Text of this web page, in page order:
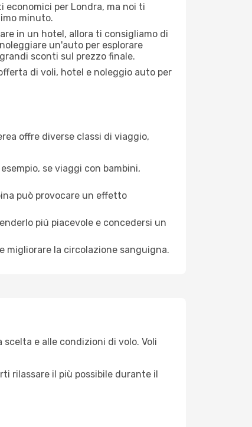
per Londra, ma noi ti
minuto.
in un hotel, allora ti consigliamo di
un'auto per esplorare
sconti sul prezzo finale.
di voli, hotel e noleggio auto per
offre diverse classi di viaggio,
se viaggi con bambini,
può provocare un effetto
piú piacevole e concedersi un
la circolazione sanguigna.
e alle condizioni di volo. Voli
rilassare il più possibile durante il